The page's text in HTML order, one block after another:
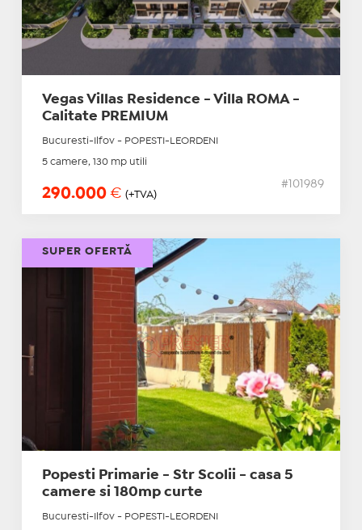
Vegas Villas Residence - Villa ROMA -
Calitate PREMIUM
Bucuresti-Ilfov - POPESTI-LEORDENI
5 camere, 130 mp utili
290.000 € (+TVA)
#101989
Popesti Primarie - Str Scolii - casa 5
camere si 180mp curte
Bucuresti-Ilfov - POPESTI-LEORDENI
SUPER OFERTĂ